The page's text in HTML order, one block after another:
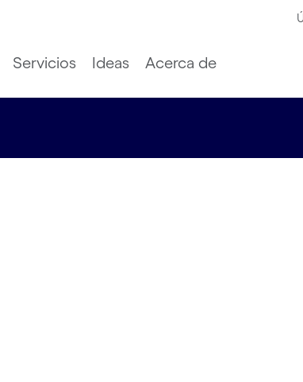
Servicios Ideas Acerca de